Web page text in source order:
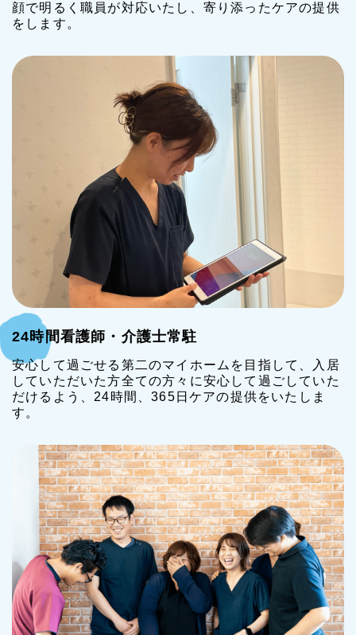
顔で明るく職員が対応いたし、寄り添ったケアの提供
をします。
24時間看護師・介護士常駐
安心して過ごせる第二のマイホームを目指して、入居
していただいた方全ての方々に安心して過ごしていた
だけるよう、24時間、365日ケアの提供をいたしま
す。